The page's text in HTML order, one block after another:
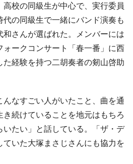
校の同級生が中心で、実行委員
の同級生で一緒にバンド演奏も
和さんが選ばれた。メンバーには
ォークコンサート「春一番」に西
経験を持つ二胡奏者の剱山啓助
なすごい人がいたこと、曲を通
き続けていることを地元はもちろ
いたい」と話している。「ザ・デ
ていた大塚まさじさんにも協力を